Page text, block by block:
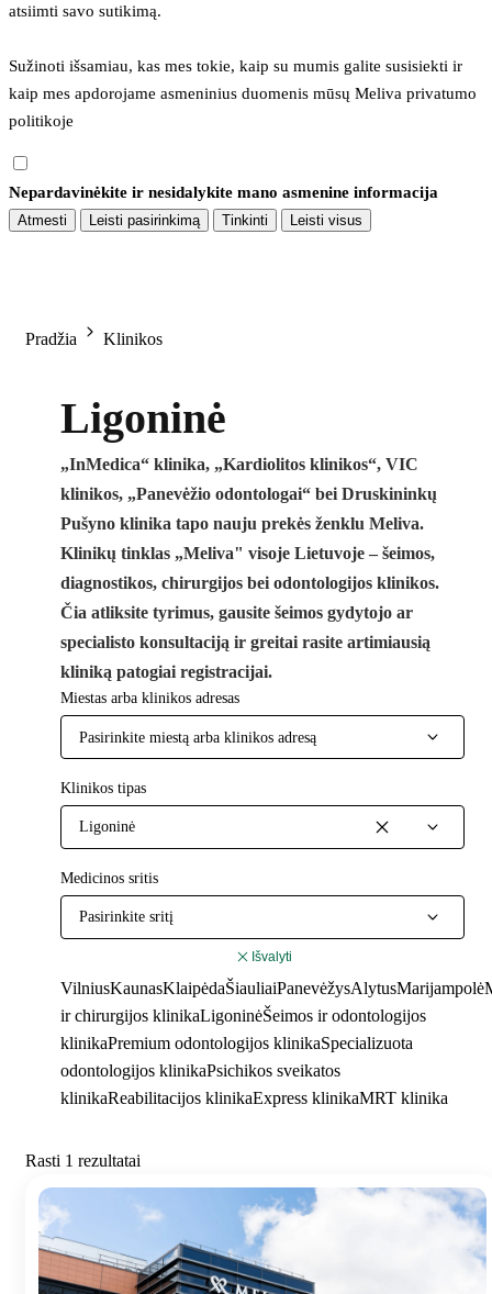
atsiimti savo sutikimą.
Sužinoti išsamiau, kas mes tokie, kaip su mumis galite susisiekti ir
kaip mes apdorojame asmeninius duomenis mūsų Meliva privatumo
politikoje
Nepardavinėkite ir nesidalykite mano asmenine informacija
Atmesti Leisti pasirinkimą Tinkinti Leisti visus
Pradžia Klinikos
Ligoninė
„InMedica“ klinika, „Kardiolitos klinikos“, VIC
klinikos, „Panevėžio odontologai“ bei Druskininkų
Pušyno klinika tapo nauju prekės ženklu Meliva.
Klinikų tinklas „Meliva" visoje Lietuvoje – šeimos,
diagnostikos, chirurgijos bei odontologijos klinikos.
Čia atliksite tyrimus, gausite šeimos gydytojo ar
specialisto konsultaciją ir greitai rasite artimiausią
kliniką patogiai registracijai.
Miestas arba klinikos adresas
Pasirinkite miestą arba klinikos adresą
Klinikos tipas
Ligoninė
Medicinos sritis
Pasirinkite sritį
Išvalyti
VilniusKaunasKlaipėdaŠiauliaiPanevėžysAlytusMarijampolė
ir chirurgijos klinikaLigoninėŠeimos ir odontologijos
klinikaPremium odontologijos klinikaSpecializuota
odontologijos klinikaPsichikos sveikatos
klinikaReabilitacijos klinikaExpress klinikaMRT klinika
Rasti 1 rezultatai